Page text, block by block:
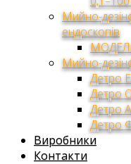
Мийно-
ендоскопів
Мийно-
Детро
Детро
Детро
Детро
Виробники
Контакти